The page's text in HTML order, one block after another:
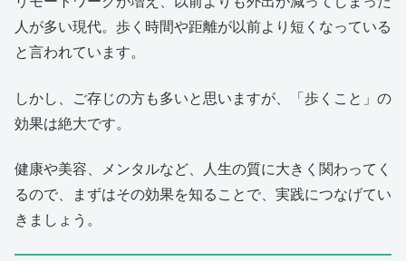
人が多い現代。歩く時間や距離が以前より短くなっている
と言われています。
しかし、ご存じの方も多いと思いますが、「歩くこと」の
効果は絶大です。
健康や美容、メンタルなど、人生の質に大きく関わってく
るので、まずはその効果を知ることで、実践につなげてい
きましょう。